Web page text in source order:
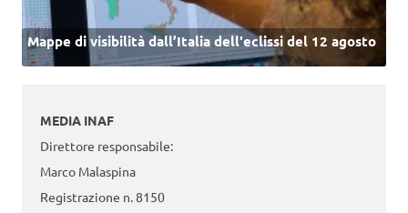
Mappe di visibilità dall’Italia dell'eclissi del 12 agosto
MEDIA INAF
Direttore responsabile:
Marco Malaspina
Registrazione n. 8150